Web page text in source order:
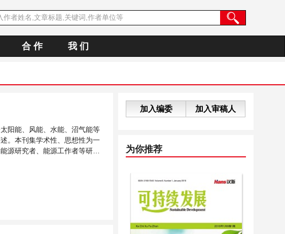
合 作 我 们
阳能、风能、水能、沼气能等
。本刊集学术性、思想性为一
源研究者、能源工作者等研究
加入编委 加入审稿人
为你推荐